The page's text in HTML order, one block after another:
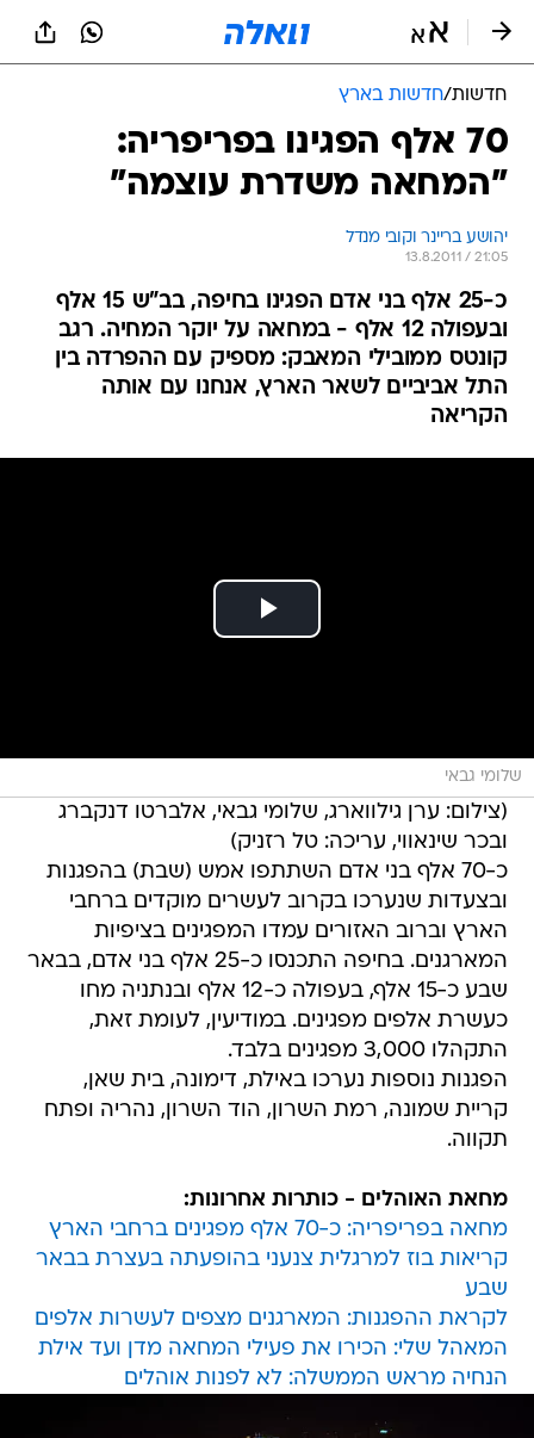
חדשות/חדשות בארץ
70 אלף הפגינו בפריפריה:
"המחאה משדרת עוצמה"
יהושע בריינר וקובי מנדל
13.8.2011 / 21:05
כ-25 אלף בני אדם הפגינו בחיפה, בב"ש 15 אלף
ובעפולה 12 אלף - במחאה על יוקר המחיה. רגב
קונטס ממובילי המאבק: מספיק עם ההפרדה בין
התל אביביים לשאר הארץ, אנחנו עם אותה
הקריאה
שלומי גבאי
(צילום: ערן גילווארג, שלומי גבאי, אלברטו דנקברג
ובכר שינאווי, עריכה: טל רזניק)
כ-70 אלף בני אדם השתתפו אמש (שבת) בהפגנות
ובצעדות שנערכו בקרוב לעשרים מוקדים ברחבי
הארץ וברוב האזורים עמדו המפגינים בציפיות
המארגנים. בחיפה התכנסו כ-25 אלף בני אדם, בבאר
שבע כ-15 אלף, בעפולה כ-12 אלף ובנתניה מחו
כעשרת אלפים מפגינים. במודיעין, לעומת זאת,
התקהלו 3,000 מפגינים בלבד.
הפגנות נוספות נערכו באילת, דימונה, בית שאן,
קריית שמונה, רמת השרון, הוד השרון, נהריה ופתח
תקווה.
מחאת האוהלים - כותרות אחרונות:
מחאה בפריפריה: כ-70 אלף מפגינים ברחבי הארץ
קריאות בוז למרגלית צנעני בהופעתה בעצרת בבאר
שבע
לקראת ההפגנות: המארגנים מצפים לעשרות אלפים
המאהל שלי: הכירו את פעילי המחאה מדן ועד אילת
הנחיה מראש הממשלה: לא לפנות אוהלים